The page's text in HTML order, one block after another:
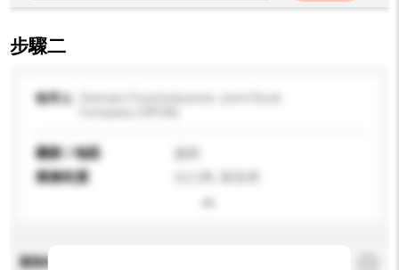
步驟二
收件人
國家 / 地區
業務性質
查詢內容